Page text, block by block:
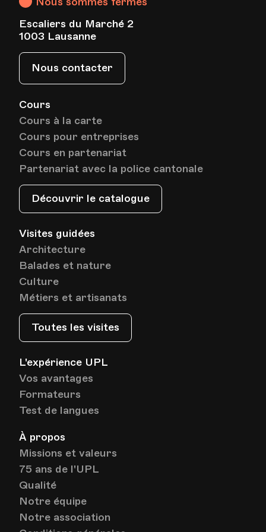
Date12.12.2023
HEP - Haute Ecole Pédagogique - Salle 714
1005, Lausanne
Av. de Cour 33
Date19.12.2023
Lieu
HEP - Haute Ecole Pédagogique - Salle 714
1005, Lausanne
Date09.01.2024
HEP - Haute Ecole Pédagogique - Salle 714
Av. de Cour 33
Lieu1005, Lausanne
Av. de Cour 33
Date23.01.2024
Lieu1005, Lausanne
Av. de Cour 33
Cours
Cours à la carte
Cours pour entreprises
Cours en partenariat
Partenariat avec la police cantonale
Découvrir le catalogue
Visites guidées
Architecture
Balades et nature
Culture
Métiers et artisanats
Toutes les visites
L'expérience UPL
Vos avantages
Formateurs
Test de langues
À propos
Missions et valeurs
75 ans de l'UPL
Qualité
Notre équipe
Notre association
Escaliers du Marché 2
1003 Lausanne
Nous contacter